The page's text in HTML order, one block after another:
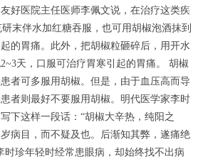
好医院主任医师李佩文说，在治疗这类疾
末伴水加红糖吞服，也可用胡椒泡酒抹到
的胃痛。此外，把胡椒粒砸碎后，用开水
天，口服可治疗胃寒引起的胃痛。 胡椒
者可多服用胡椒。但是，由于血压高而导
者则最好不要服用胡椒。明代医学家李时
下这样一段话：“胡椒大辛热，纯阳之
病目，而不疑及也。后渐知其弊，遂痛绝
时珍年轻时经常患眼病，却始终找不出病